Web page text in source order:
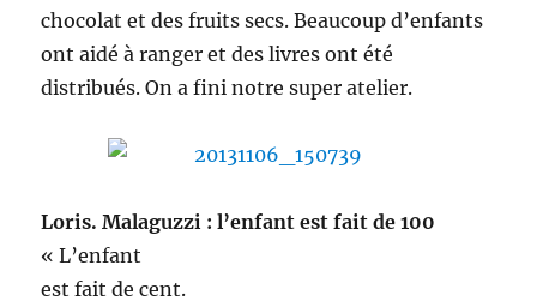
chocolat et des fruits secs. Beaucoup d’enfants
ont aidé à ranger et des livres ont été
distribués. On a fini notre super atelier.
Loris. Malaguzzi : l’enfant est fait de 100
« L’enfant
est fait de cent.